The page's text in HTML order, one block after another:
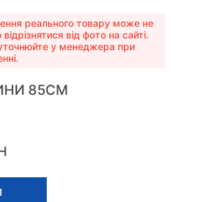
реального товару може не
від фото на сайті.
у менеджера при
85СМ